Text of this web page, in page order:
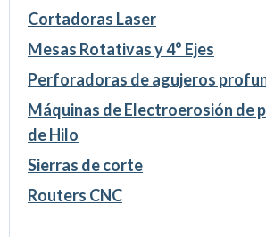
Cortadoras Laser
Mesas Rotativas y 4° Ejes
Perforadoras de agujeros
Máquinas de Electroerosión de
de Hilo
Sierras de corte
Routers CNC